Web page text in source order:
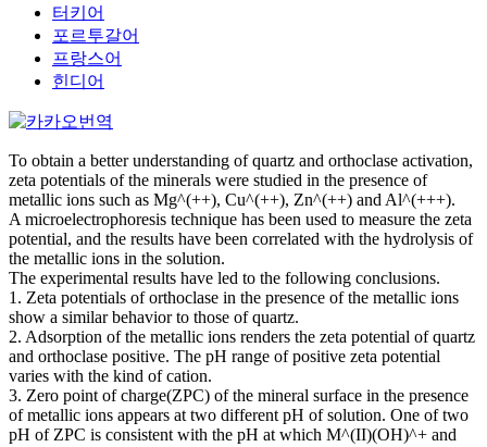
터키어
포르투갈어
프랑스어
힌디어
To obtain a better understanding of quartz and orthoclase activation,
zeta potentials of the minerals were studied in the presence of
metallic ions such as Mg^(++), Cu^(++), Zn^(++) and Al^(+++).
A microelectrophoresis technique has been used to measure the zeta
potential, and the results have been correlated with the hydrolysis of
the metallic ions in the solution.
The experimental results have led to the following conclusions.
1. Zeta potentials of orthoclase in the presence of the metallic ions
show a similar behavior to those of quartz.
2. Adsorption of the metallic ions renders the zeta potential of quartz
and orthoclase positive. The pH range of positive zeta potential
varies with the kind of cation.
3. Zero point of charge(ZPC) of the mineral surface in the presence
of metallic ions appears at two different pH of solution. One of two
pH of ZPC is consistent with the pH at which M^(II)(OH)^+ and